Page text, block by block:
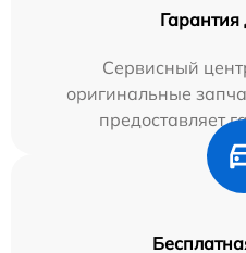
Гарантия
Сервисный
оригинальные
предоставляет